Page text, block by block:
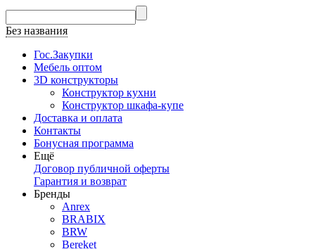
Без названия
Гос.Закупки
Мебель оптом
3D конструкторы
Конструктор кухни
Конструктор шкафа-купе
Доставка и оплата
Контакты
Бонусная программа
Ещё
Договор публичной оферты
Гарантия и возврат
Бренды
Anrex
BRABIX
BRW
Bereket